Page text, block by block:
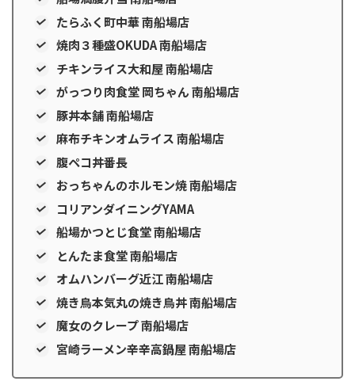
たらふく町中華 南船場店
焼肉３種盛OKUDA 南船場店
チキンライス大和屋 南船場店
がっつり肉食堂 岡ちゃん 南船場店
豚丼本舗 南船場店
麻布チキンオムライス 南船場店
腹ペコ丼番長
おっちゃんのホルモン焼 南船場店
コリアンダイニングYAMA
船場かつとじ食堂 南船場店
とんたま食堂 南船場店
オムハンバーグ近江 南船場店
焼き鳥本気丸の焼き鳥丼 南船場店
魔女のクレープ 南船場店
宮崎ラーメン辛辛高鍋屋 南船場店